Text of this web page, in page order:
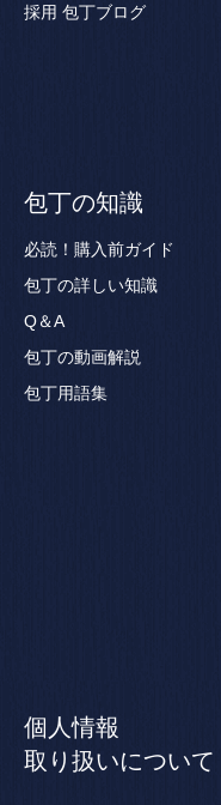
採用 包丁ブログ
包丁の知識
必読！購入前ガイド
包丁の詳しい知識
Q＆A
包丁の動画解説
包丁用語集
個人情報
取り扱いについて